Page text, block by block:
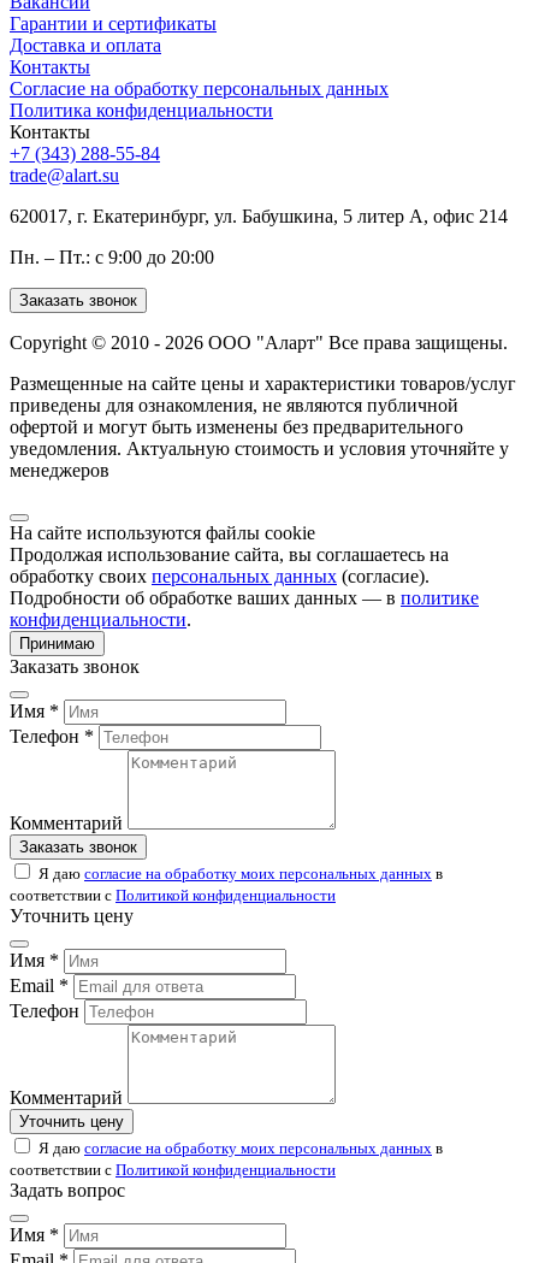
Гарантии и сертификаты
Доставка и оплата
Контакты
Согласие на обработку персональных данных
Политика конфиденциальности
Контакты
+7 (343) 288-55-84
trade@alart.su
620017, г. Екатеринбург, ул. Бабушкина, 5 литер А, офис 214
Пн. – Пт.: с 9:00 до 20:00
Заказать звонок
Copyright © 2010 - 2026 ООО "Аларт" Все права защищены.
Размещенные на сайте цены и характеристики товаров/услуг
приведены для ознакомления, не являются публичной
офертой и могут быть изменены без предварительного
уведомления. Актуальную стоимость и условия уточняйте у
менеджеров
На сайте используются файлы cookie
Продолжая использование сайта, вы соглашаетесь на
обработку своих персональных данных (согласие).
Подробности об обработке ваших данных — в политике
конфиденциальности.
Принимаю
Заказать звонок
Имя *
Телефон *
Комментарий
Заказать звонок
Я даю согласие на обработку моих персональных данных в
соответствии с Политикой конфиденциальности
Уточнить цену
Имя *
Email *
Телефон
Комментарий
Уточнить цену
Я даю согласие на обработку моих персональных данных в
соответствии с Политикой конфиденциальности
Задать вопрос
Имя *